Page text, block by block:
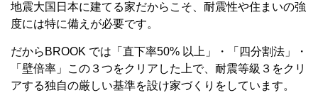
地震大国日本に建てる家だからこそ、耐震性や住まいの強
度には特に備えが必要です。
だからBROOK では「直下率50% 以上」・「四分割法」・
「壁倍率」この３つをクリアした上で、耐震等級３をクリ
アする独自の厳しい基準を設け家づくりをしています。